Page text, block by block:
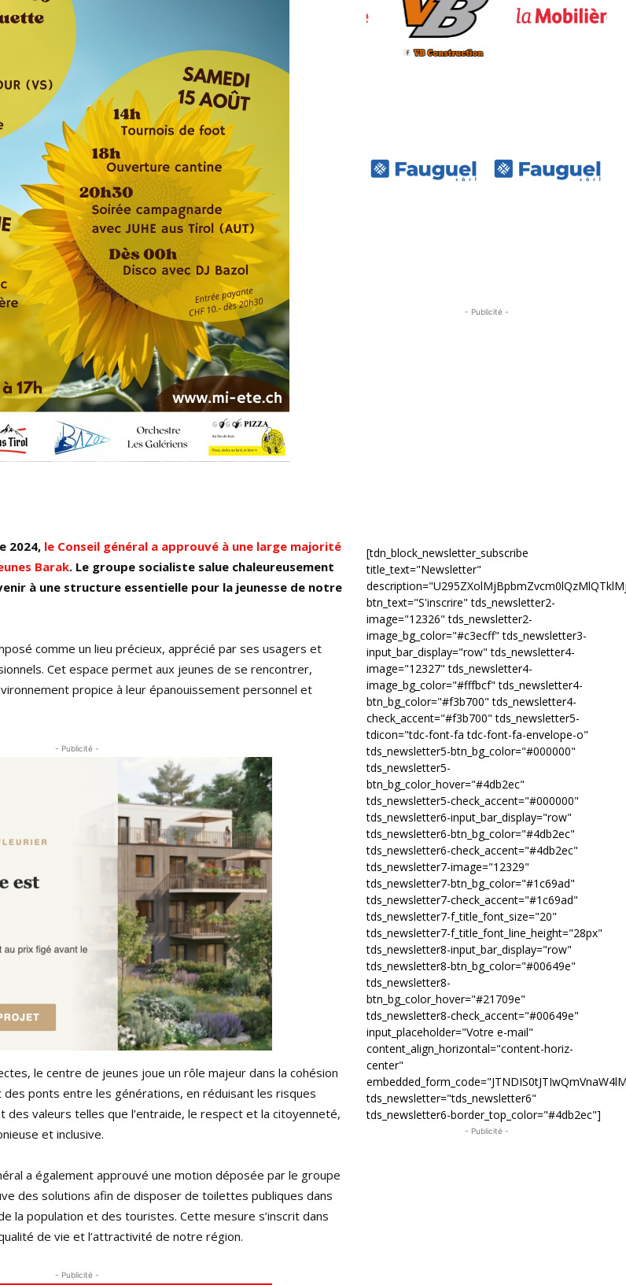
2024, le Conseil général a approuvé à une large majorité
Barak. Le groupe socialiste salue chaleureusement
à une structure essentielle pour la jeunesse de notre
comme un lieu précieux, apprécié par ses usagers et
Cet espace permet aux jeunes de se rencontrer,
propice à leur épanouissement personnel et
- Publicité -
le centre de jeunes joue un rôle majeur dans la cohésion
des ponts entre les générations, en réduisant les risques
des valeurs telles que l’entraide, le respect et la citoyenneté,
et inclusive.
a également approuvé une motion déposée par le groupe
des solutions afin de disposer de toilettes publiques dans
la population et des touristes. Cette mesure s’inscrit dans
de vie et l’attractivité de notre région.
- Publicité -
- Publicité -
[tdn_block_newsletter_subscribe
title_text="Newsletter"
btn_text="S'inscrire" tds_newsletter2-
image="12326" tds_newsletter2-
image_bg_color="#c3ecff" tds_newsletter3-
input_bar_display="row" tds_newsletter4-
image="12327" tds_newsletter4-
image_bg_color="#fffbcf" tds_newsletter4-
btn_bg_color="#f3b700" tds_newsletter4-
check_accent="#f3b700" tds_newsletter5-
tdicon="tdc-font-fa tdc-font-fa-envelope-o"
tds_newsletter5-btn_bg_color="#000000"
tds_newsletter5-
btn_bg_color_hover="#4db2ec"
tds_newsletter5-check_accent="#000000"
tds_newsletter6-input_bar_display="row"
tds_newsletter6-btn_bg_color="#4db2ec"
tds_newsletter6-check_accent="#4db2ec"
tds_newsletter7-image="12329"
tds_newsletter7-btn_bg_color="#1c69ad"
tds_newsletter7-check_accent="#1c69ad"
tds_newsletter7-f_title_font_size="20"
tds_newsletter7-f_title_font_line_height="28px"
tds_newsletter8-input_bar_display="row"
tds_newsletter8-btn_bg_color="#00649e"
tds_newsletter8-
btn_bg_color_hover="#21709e"
tds_newsletter8-check_accent="#00649e"
input_placeholder="Votre e-mail"
content_align_horizontal="content-horiz-
center"
tds_newsletter="tds_newsletter6"
tds_newsletter6-border_top_color="#4db2ec"]
- Publicité -